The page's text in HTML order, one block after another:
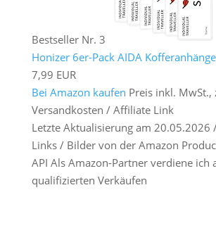
Bestseller Nr. 3
Honizer 6er-Pack AIDA
7,99 EUR
Bei Amazon kaufen Preis inkl. MwSt.,
Versandkosten / Affiliate Link
Letzte Aktualisierung am 20.05.2026
Links / Bilder von der Amazon
API Als Amazon-Partner verdiene ich
qualifizierten Verkäufen